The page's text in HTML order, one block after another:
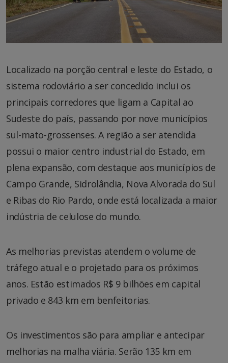
Localizado na porção central e leste do Estado, o
sistema rodoviário a ser concedido inclui os
principais corredores que ligam a Capital ao
Sudeste do país, passando por nove municípios
sul-mato-grossenses. A região a ser atendida
possui o maior centro industrial do Estado, em
plena expansão, com destaque aos municípios de
Campo Grande, Sidrolândia, Nova Alvorada do Sul
e Ribas do Rio Pardo, onde está localizada a maior
indústria de celulose do mundo.
As melhorias previstas atendem o volume de
tráfego atual e o projetado para os próximos
anos. Estão estimados R$ 9 bilhões em capital
privado e 843 km em benfeitorias.
Os investimentos são para ampliar e antecipar
melhorias na malha viária. Serão 135 km em